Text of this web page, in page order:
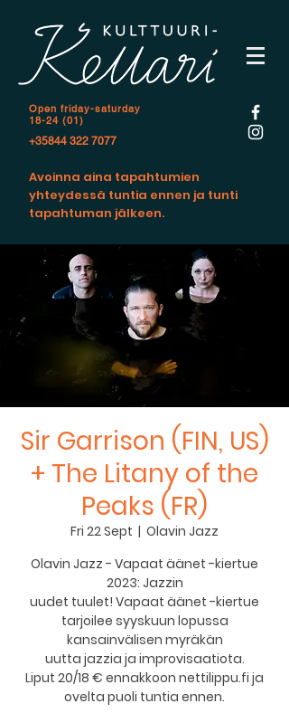
Open friday-saturday
18-24 (01)
+35844 322 7077
Avoinna aina tapahtumien
yhteydessä tuntia ennen ja tunti
tapahtuman jälkeen.
Sir Garrison (FIN, US)
+ The Litany of the
Peaks (FR)
Fri 22 Sept
  |
Olavin Jazz
Olavin Jazz - Vapaat äänet -kiertue
2023: Jazzin
uudet tuulet! Vapaat äänet -kiertue
tarjoilee syyskuun lopussa
kansainvälisen myräkän
uutta jazzia ja improvisaatiota.
Liput 20/18 € ennakkoon nettilippu.fi ja
ovelta puoli tuntia ennen.